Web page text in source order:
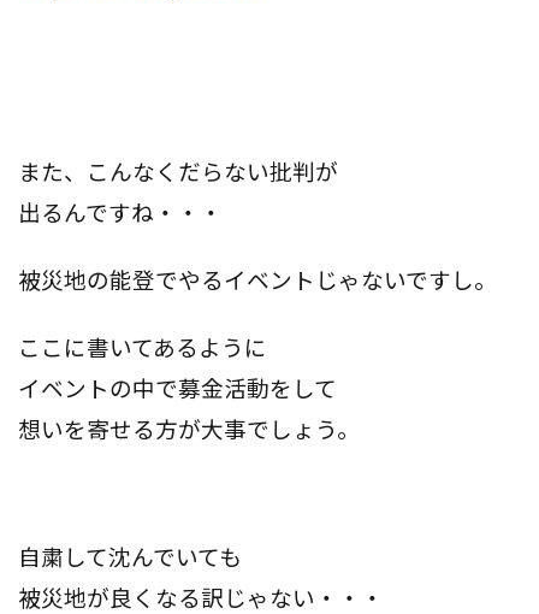
また、こんなくだらない批判が
出るんですね・・・
被災地の能登でやるイベントじゃないですし。
ここに書いてあるように
イベントの中で募金活動をして
想いを寄せる方が大事でしょう。
自粛して沈んでいても
被災地が良くなる訳じゃない・・・